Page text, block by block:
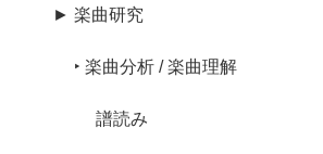
► 楽曲研究
‣ 楽曲分析 / 楽曲理解
譜読み